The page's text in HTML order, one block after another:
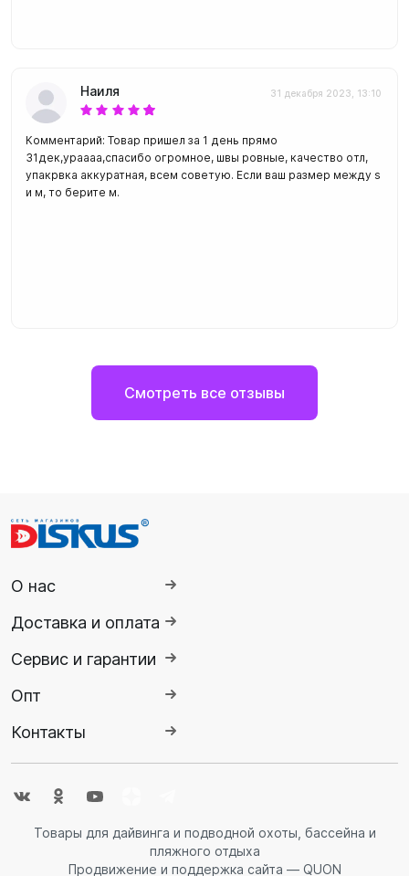
Наиля 31 декабря 2023, 13:10
Комментарий: Товар пришел за 1 день прямо
31дек,ураааа,спасибо огромное, швы ровные, качество отл,
упакрвка аккуратная, всем советую. Если ваш размер между s
и м, то берите м.
Смотреть все отзывы
О нас
Доставка и оплата
Сервис и гарантии
Опт
Контакты
Товары для дайвинга и подводной охоты, бассейна и
пляжного отдыха
Продвижение и поддержка сайта — QUON